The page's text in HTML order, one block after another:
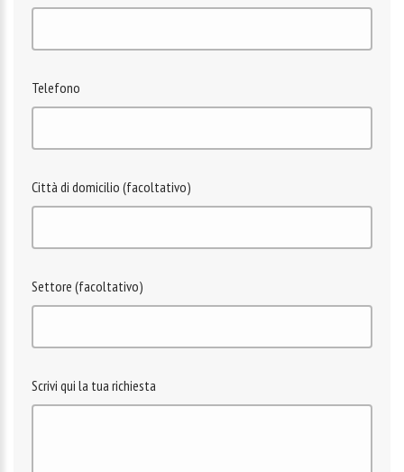
Telefono
Città di domicilio (facoltativo)
Settore (facoltativo)
Scrivi qui la tua richiesta